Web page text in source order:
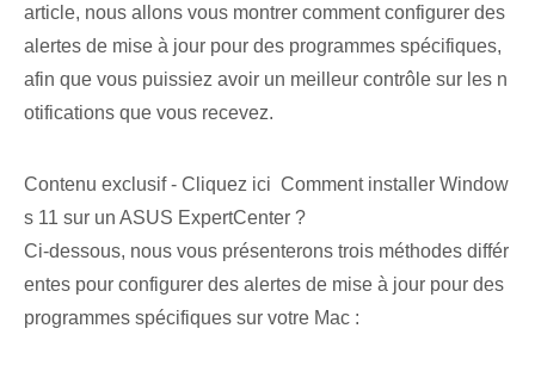
article, nous allons vous montrer comment configurer des
alertes de mise à jour pour des programmes spécifiques,
afin que vous puissiez avoir un meilleur contrôle sur les n
otifications que vous recevez.
Contenu exclusif - Cliquez ici Comment installer Window
s 11 sur un ASUS ExpertCenter ?
Ci-dessous, nous vous présenterons trois méthodes différ
entes pour configurer des alertes de mise à jour pour des
programmes spécifiques sur votre Mac :